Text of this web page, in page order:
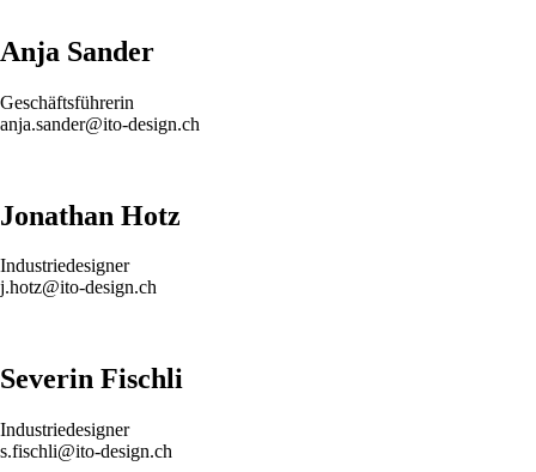
Anja Sander
Geschäftsführerin
anja.sander@ito-design.ch
Jonathan Hotz
Industriedesigner
j.hotz@ito-design.ch
Severin Fischli
Industriedesigner
s.fischli@ito-design.ch